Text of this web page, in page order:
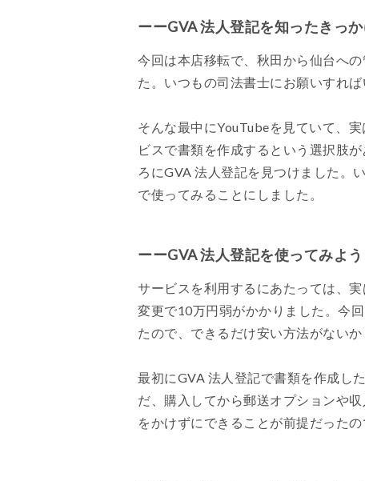
ーーGVA 法人登記を知ったきっ
今回は本店移転で、秋田から仙台へ
た。いつもの司法書士にお願いすれ
そんな最中にYouTubeを見ていて、
ビスで書類を作成するという選択肢
ろにGVA 法人登記を見つけました。
で使ってみることにしました。
ーーGVA 法人登記を使ってみよ
サービスを利用するにあたっては、
変更で10万円弱がかかりました。今
たので、できるだけ安い方法がないか
最初にGVA 法人登記で書類を作成し
だ、購入してから郵送オプションや
をかけずにできることが前提だった